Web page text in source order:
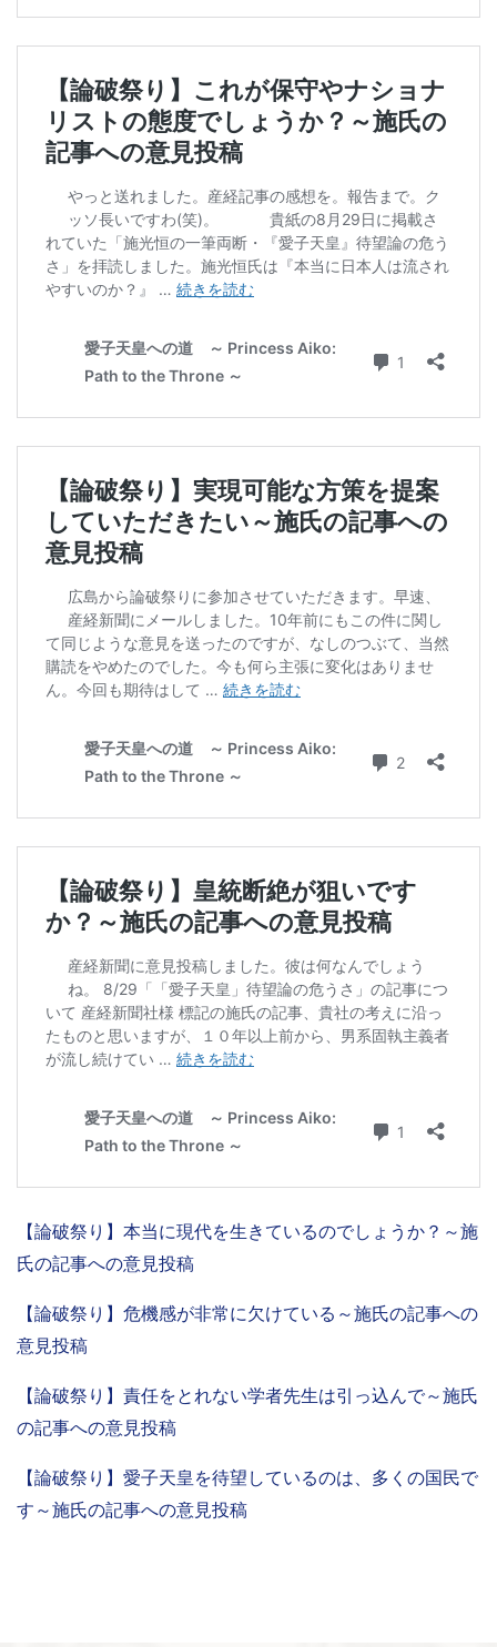
【論破祭り】本当に現代を生きているのでしょうか？～施
氏の記事への意見投稿
【論破祭り】危機感が非常に欠けている～施氏の記事への
意見投稿
【論破祭り】責任をとれない学者先生は引っ込んで～施氏
の記事への意見投稿
【論破祭り】愛子天皇を待望しているのは、多くの国民で
す～施氏の記事への意見投稿